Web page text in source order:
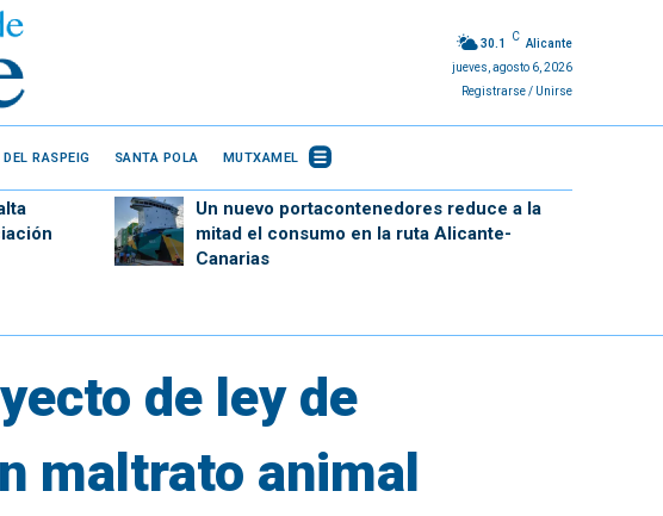
30.1
C
Alicante
jueves, agosto 6, 2026
Registrarse / Unirse
RASPEIG SANTA POLA MUTXAMEL
Un nuevo portacontenedores reduce a la
mitad el consumo en la ruta Alicante-
Canarias
de ley de
maltrato animal